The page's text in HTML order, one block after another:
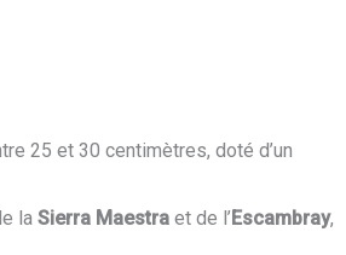
25 et 30 centimètres, doté d’un
la Sierra Maestra et de l’Escambray,